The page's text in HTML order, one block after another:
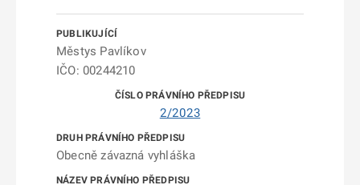
Městys Pavlíkov
IČO: 00244210
2/2023
Obecně závazná vyhláška